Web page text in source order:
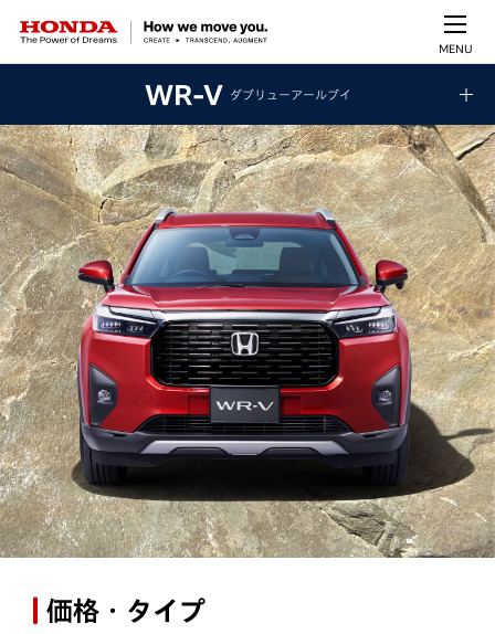
MENU
WR-V ダブリューアールブイ
価格・タイプ